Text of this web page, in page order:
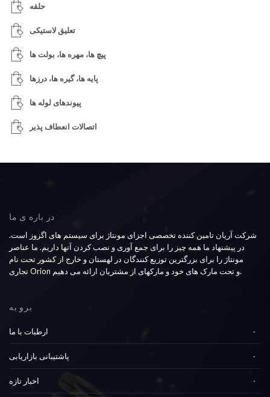
حلقه
تعلیق لاستیکی
پیچ ها، مهره ها، بولت ها
پایه ها، گیره ها، درزها
پیوندهای لوله ها
اتصالات انعطاف پذیر
در باره ی ما
شرکت آریان تامین کننده تخصصی اجزای مونتاژ برای سیستم های اگزوز است.
در پیشنهاد ما همه چیز را برای جمع آوری و نصب کردن آنها داریم. ما عناصر
مونتاژ را برای بزرگترین توزیع کنندگان در لهستان و خارج از کشور تحت نام
تجاری Orion و تحت مارک های خود و مارکهای از مشتریان ارائه می دهیم.
برو به
ارطبات با ما
پاشتیبانی بازاریابی
اخبار تازه